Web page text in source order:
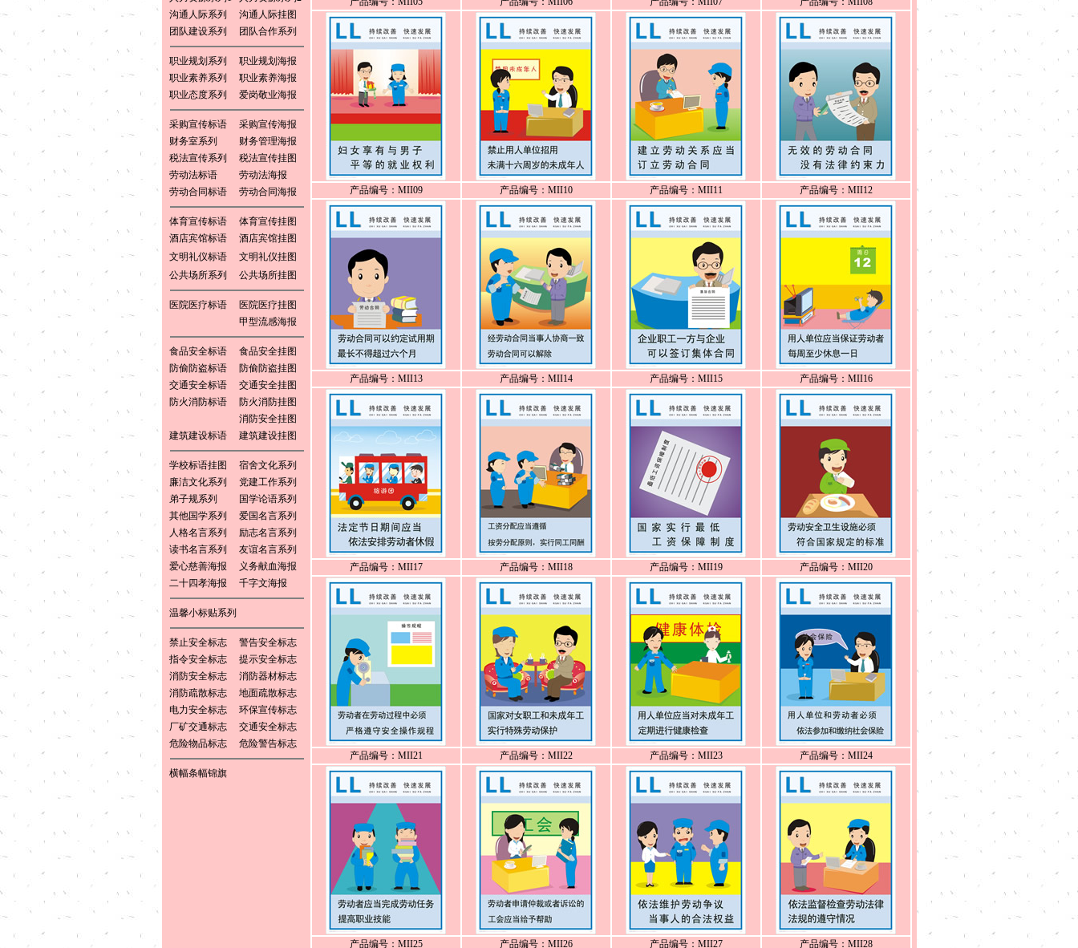
沟通人际系列
沟通人际挂图
团队建设系列
团队合作系列
职业规划系列
职业规划海报
职业素养系列
职业素养海报
职业态度系列
爱岗敬业海报
采购宣传标语
采购宣传海报
财务室系列
财务管理海报
税法宣传系列
税法宣传挂图
劳动法标语
劳动法海报
劳动合同标语
劳动合同海报
体育宣传标语
体育宣传挂图
酒店宾馆标语
酒店宾馆挂图
文明礼仪标语
文明礼仪挂图
公共场所系列
公共场所挂图
医院医疗标语
医院医疗挂图
甲型流感海报
食品安全标语
食品安全挂图
防偷防盗标语
防偷防盗挂图
交通安全标语
交通安全挂图
防火消防标语
防火消防挂图
消防安全挂图
建筑建设标语
建筑建设挂图
学校标语挂图
宿舍文化系列
廉洁文化系列
党建工作系列
弟子规系列
国学论语系列
其他国学系列
爱国名言系列
人格名言系列
励志名言系列
读书名言系列
友谊名言系列
爱心慈善海报
义务献血海报
二十四孝海报
千字文海报
温馨小标贴系列
禁止安全标志
警告安全标志
指令安全标志
提示安全标志
消防安全标志
消防器材标志
消防疏散标志
地面疏散标志
电力安全标志
环保宣传标志
厂矿交通标志
交通安全标志
危险物品标志
危险警告标志
横幅条幅锦旗
产品编号：MII09 产品编号：MII10 产品编号：MII11 产品编号：MII12
产品编号：MII13 产品编号：MII14 产品编号：MII15 产品编号：MII16
产品编号：MII17 产品编号：MII18 产品编号：MII19 产品编号：MII20
产品编号：MII21 产品编号：MII22 产品编号：MII23 产品编号：MII24
产品编号：MII25 产品编号：MII26 产品编号：MII27 产品编号：MII28